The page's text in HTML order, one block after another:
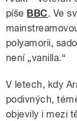
píše BBC. Ve
polyamorii,
není „vanilla.“
V letech, kdy
podivných,
objevily i mezi